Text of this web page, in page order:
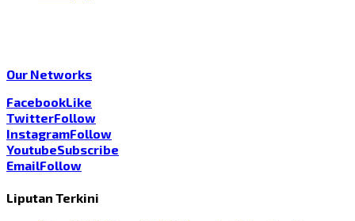
Our Networks
FacebookLike
TwitterFollow
InstagramFollow
YoutubeSubscribe
EmailFollow
Liputan Terkini